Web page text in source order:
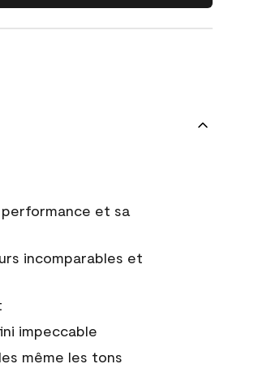
et sa
incomparables et
impeccable
même les tons